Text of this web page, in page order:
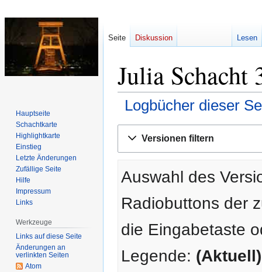
Julia Schacht
Logbücher dieser
Navigation
Suche
Versionen filtern
Auswahl des
Radiobuttons der
die Eingabetaste
Legende: (Aktuell)
Seite Diskussion Lesen
Hauptseite
Schachtkarte
Highlightkarte
Einstieg
Letzte Änderungen
Zufällige Seite
Hilfe
Impressum
Links
Werkzeuge
Links auf diese Seite
Änderungen an
verlinkten Seiten
Atom